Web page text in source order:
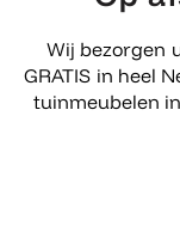
Wij bezorgen
GRATIS in heel
tuinmeubelen